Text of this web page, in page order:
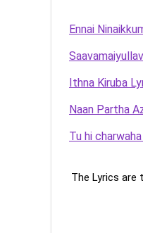
Ennai
Ithna Kiruba
Naan Partha
Tu hi charwaha
The Lyrics are